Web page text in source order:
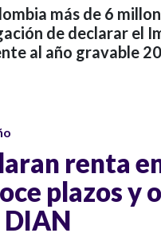
más de 6
de declarar el
al año gravable
renta
plazos y
DIAN